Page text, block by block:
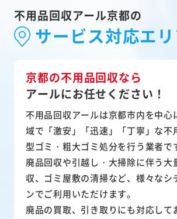
不用品回収アール京都の
サービス対応エ
京都の不用品回収なら
アールにお任せください！
不用品回収アールは京都市内を中心
域で「激安」「迅速」「丁寧」な不
型ゴミ・粗大ゴミ処分を行う業者で
廃品回収や引越し・大掃除に伴う大
収、ゴミ屋敷の清掃など、様々なシ
ンでご利用いただけます。
廃品の買取、引き取りにも対応して